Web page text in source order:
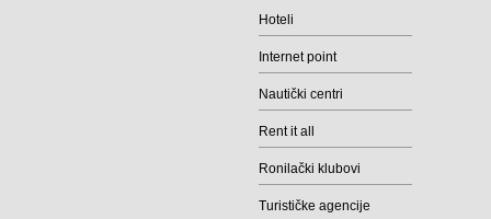
Hoteli
Internet point
Nautički centri
Rent it all
Ronilački klubovi
Turističke agencije